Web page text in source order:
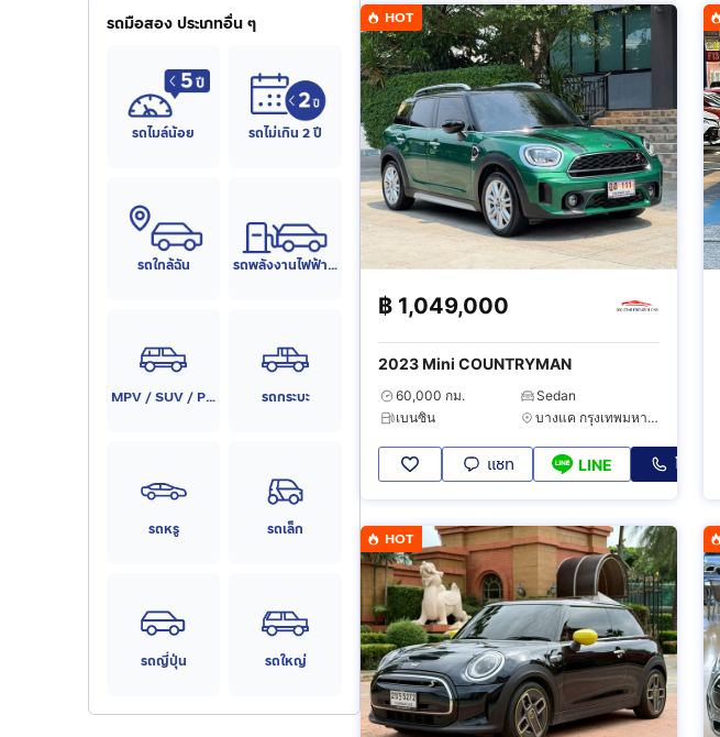
รถมือสอง ประเภทอื่น ๆ
รถไมล์น้อย รถไม่เกิน 2 ปี
รถใกล้ฉัน รถพลังงานไฟฟ้า (EV)
MPV / SUV / PPV รถกระบะ
รถหรู รถเล็ก
รถญี่ปุ่น รถใหญ่
HOT
฿ 1,049,000
2023 Mini COUNTRYMAN
60,000 กม.
Sedan
เบนซิน
บางแค กรุงเทพมหานคร
แชท LINE โทร
HOT